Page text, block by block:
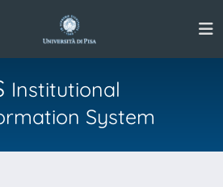
Institutional
System